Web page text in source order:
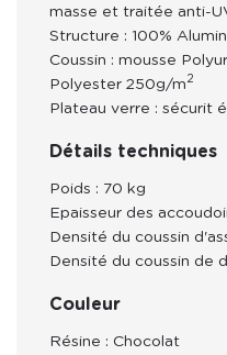
masse et traitée anti-
Structure : 100%
Coussin : mousse
Polyester 250g/m 2
Plateau verre : sécurit
Détails techniques
Poids : 70 kg
Epaisseur des
Densité du coussin
Densité du coussin de
Couleur
Résine : Chocolat